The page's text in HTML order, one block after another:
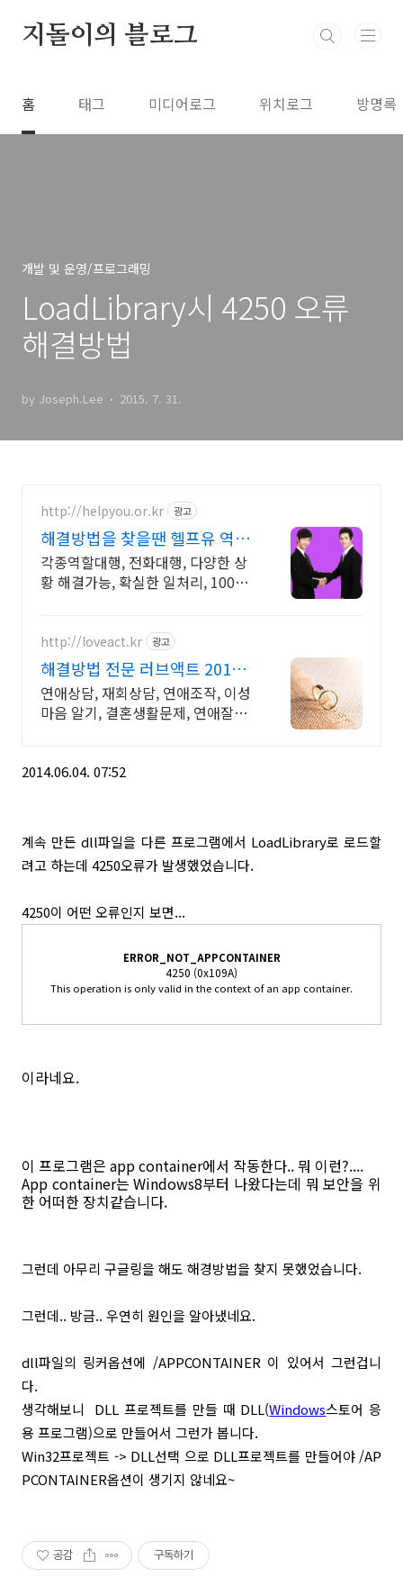
지돌이의 블로그
홈 태그 미디어로그 위치로그 방명록
개발 및 운영/프로그래밍
LoadLibrary시 4250 오류
해결방법
by Joseph.Lee 2015. 7. 31.
http://helpyou.or.kr 광고
해결방법을 찾을땐 헬프유 역할
대행, 상황연출 전문업체
각종역할대행, 전화대행, 다양한 상
황 해결가능, 확실한 일처리, 100%
이던 해결이 가능합니다.
http://loveact.kr 광고
해결방법 전문 러브액트 2011
년 개업 오랜 업력
연애상담, 재회상담, 연애조작, 이성
마음 알기, 결혼생활문제, 연애잘하
의부탁드립니다.
2014.06.04. 07:52
계속 만든 dll파일을 다른 프로그램에서 LoadLibrary로 로드할
려고 하는데 4250오류가 발생했었습니다.
4250이 어떤 오류인지 보면...
ERROR_NOT_APPCONTAINER
4250 (0x109A)
This operation is only valid in the context of an app container.
이라네요.
이 프로그램은 app container에서 작동한다.. 뭐 이런?....
App container는 Windows8부터 나왔다는데 뭐 보안을 위
한 어떠한 장치같습니다.
그런데 아무리 구글링을 해도 해경방법을 찾지 못했었습니다.
그런데.. 방금.. 우연히 원인을 알아냈네요.
dll파일의 링커옵션에 /APPCONTAINER 이 있어서 그런겁니
다.
생각해보니 DLL 프로젝트를 만들 때 DLL(Windows스토어 응
용 프로그램)으로 만들어서 그런가 봅니다.
Win32프로젝트 -> DLL선택 으로 DLL프로젝트를 만들어야 /AP
PCONTAINER옵션이 생기지 않네요~
공감 구독하기